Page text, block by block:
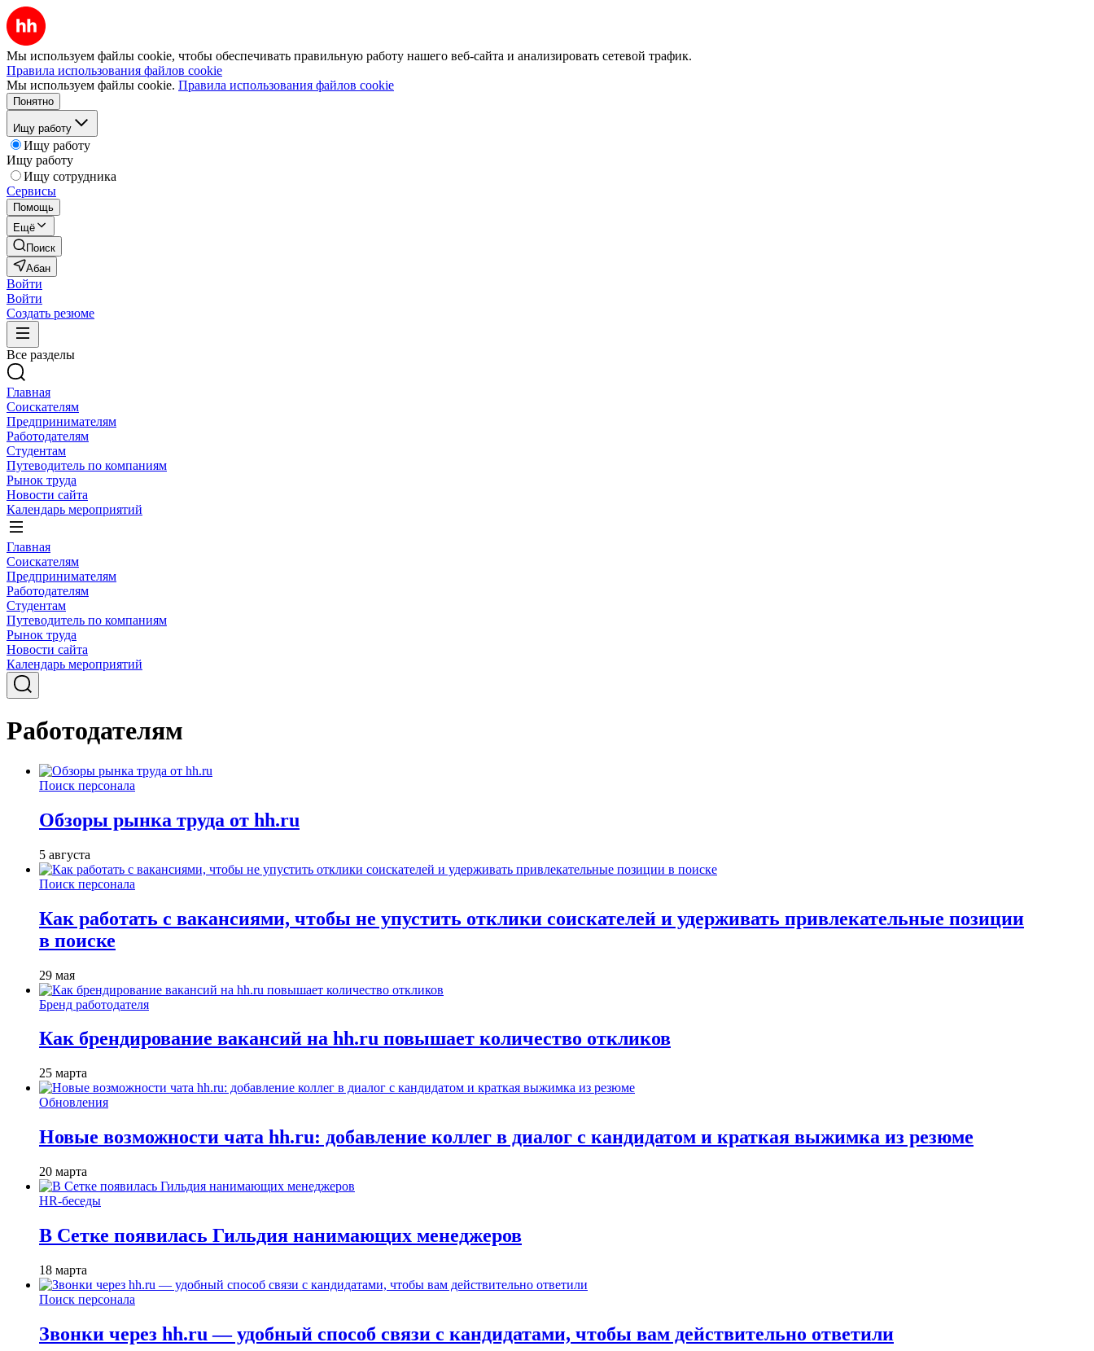
Мы используем файлы cookie, чтобы обеспечивать правильную работу нашего веб-сайта и анализировать сетевой трафик.
Правила использования файлов cookie
Мы используем файлы cookie. Правила использования файлов cookie
Понятно
Ищу работу
Ищу работу
Ищу работу
Ищу сотрудника
Сервисы
Помощь
Ещё
Поиск
Абан
Войти
Войти
Создать резюме
Все разделы
Главная
Соискателям
Предпринимателям
Работодателям
Студентам
Путеводитель по компаниям
Рынок труда
Новости сайта
Календарь мероприятий
Главная
Соискателям
Предпринимателям
Работодателям
Студентам
Путеводитель по компаниям
Рынок труда
Новости сайта
Календарь мероприятий
Работодателям
Поиск персонала
Обзоры рынка труда от hh.ru
5 августа
Поиск персонала
Как работать с вакансиями, чтобы не упустить отклики соискателей и удерживать привлекательные позиции
в поиске
29 мая
Бренд работодателя
Как брендирование вакансий на hh.ru повышает количество откликов
25 марта
Обновления
Новые возможности чата hh.ru: добавление коллег в диалог с кандидатом и краткая выжимка из резюме
20 марта
HR-беседы
В Сетке появилась Гильдия нанимающих менеджеров
18 марта
Поиск персонала
Звонки через hh.ru — удобный способ связи с кандидатами, чтобы вам действительно ответили